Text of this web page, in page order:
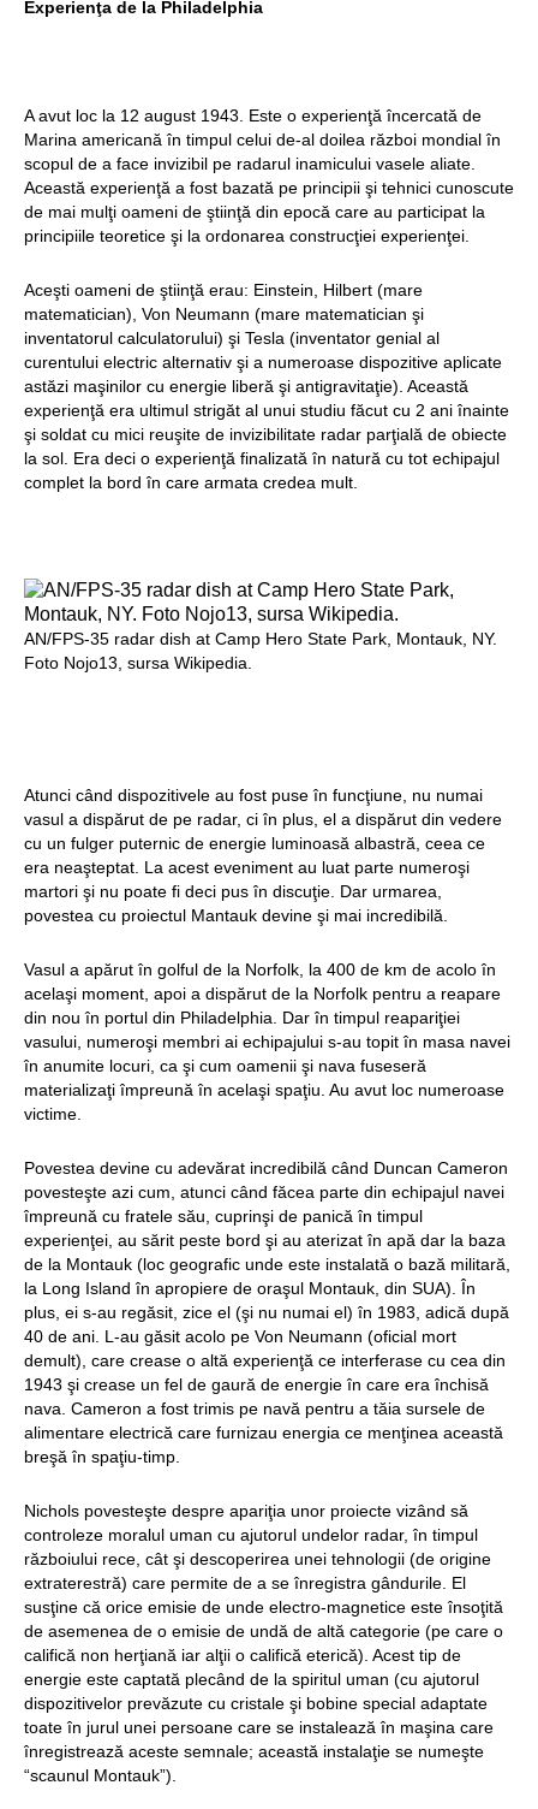
Gobelki Tepe din
Experienţa de la Philadelphia
A avut loc la 12 august 1943. Este o experienţă încercată de
Marina americană în timpul celui de-al doilea război mondial în
scopul de a face invizibil pe radarul inamicului vasele aliate.
Această experienţă a fost bazată pe principii şi tehnici cunoscute
de mai mulţi oameni de ştiinţă din epocă care au participat la
principiile teoretice şi la ordonarea construcţiei experienţei.
Aceşti oameni de ştiinţă erau: Einstein, Hilbert (mare
matematician), Von Neumann (mare matematician şi
inventatorul calculatorului) şi Tesla (inventator genial al
curentului electric alternativ şi a numeroase dispozitive aplicate
astăzi maşinilor cu energie liberă şi antigravitaţie). Această
experienţă era ultimul strigăt al unui studiu făcut cu 2 ani înainte
şi soldat cu mici reuşite de invizibilitate radar parţială de obiecte
la sol. Era deci o experienţă finalizată în natură cu tot echipajul
complet la bord în care armata credea mult.
AN/FPS-35 radar dish at Camp Hero State Park, Montauk, NY.
Foto Nojo13, sursa Wikipedia.
Atunci când dispozitivele au fost puse în funcţiune, nu numai
vasul a dispărut de pe radar, ci în plus, el a dispărut din vedere
cu un fulger puternic de energie luminoasă albastră, ceea ce
era neaşteptat. La acest eveniment au luat parte numeroşi
martori şi nu poate fi deci pus în discuţie. Dar urmarea,
povestea cu proiectul Mantauk devine şi mai incredibilă.
Vasul a apărut în golful de la Norfolk, la 400 de km de acolo în
acelaşi moment, apoi a dispărut de la Norfolk pentru a reapare
din nou în portul din Philadelphia. Dar în timpul reapariţiei
vasului, numeroşi membri ai echipajului s-au topit în masa navei
în anumite locuri, ca şi cum oamenii şi nava fuseseră
materializaţi împreună în acelaşi spaţiu. Au avut loc numeroase
victime.
Povestea devine cu adevărat incredibilă când Duncan Cameron
povesteşte azi cum, atunci când făcea parte din echipajul navei
împreună cu fratele său, cuprinşi de panică în timpul
experienţei, au sărit peste bord şi au aterizat în apă dar la baza
de la Montauk (loc geografic unde este instalată o bază militară,
la Long Island în apropiere de oraşul Montauk, din SUA). În
plus, ei s-au regăsit, zice el (şi nu numai el) în 1983, adică după
40 de ani. L-au găsit acolo pe Von Neumann (oficial mort
demult), care crease o altă experienţă ce interferase cu cea din
1943 şi crease un fel de gaură de energie în care era închisă
nava. Cameron a fost trimis pe navă pentru a tăia sursele de
alimentare electrică care furnizau energia ce menţinea această
breşă în spaţiu-timp.
Nichols povesteşte despre apariţia unor proiecte vizând să
controleze moralul uman cu ajutorul undelor radar, în timpul
războiului rece, cât şi descoperirea unei tehnologii (de origine
extraterestră) care permite de a se înregistra gândurile. El
susţine că orice emisie de unde electro-magnetice este însoţită
de asemenea de o emisie de undă de altă categorie (pe care o
califică non herţiană iar alţii o califică eterică). Acest tip de
energie este captată plecând de la spiritul uman (cu ajutorul
dispozitivelor prevăzute cu cristale şi bobine special adaptate
toate în jurul unei persoane care se instalează în maşina care
înregistrează aceste semnale; această instalaţie se numeşte
“scaunul Montauk”).